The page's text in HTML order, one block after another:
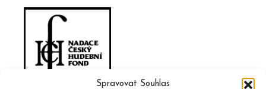
Spravovat Souhlas